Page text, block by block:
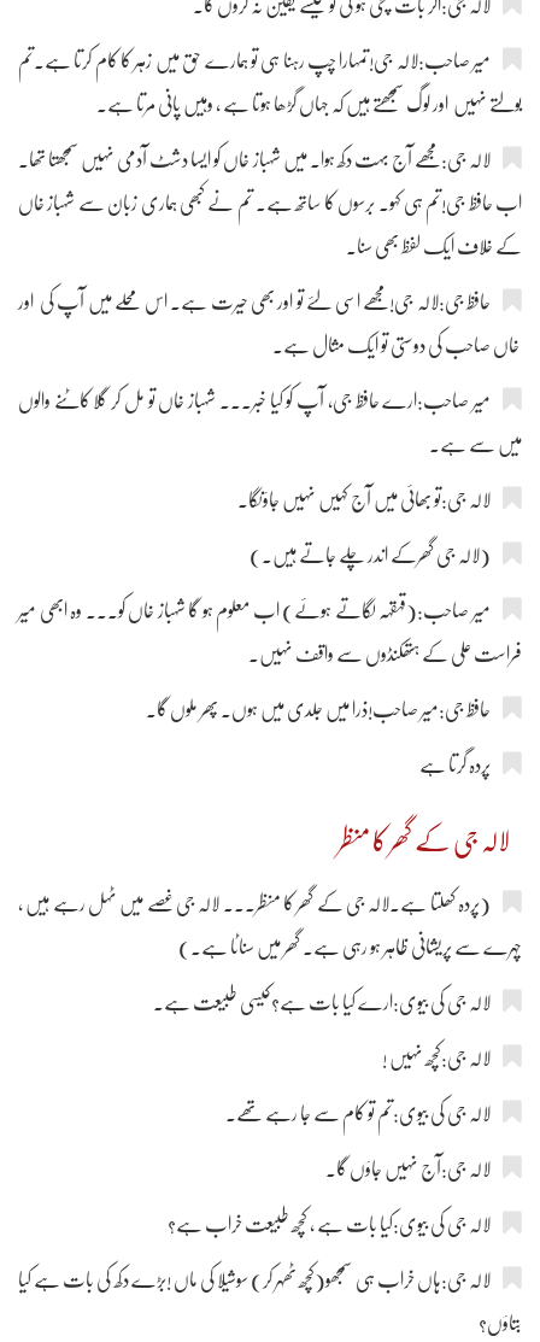
لالہ جی:اگر بات سچی ہو گی تو کیسے یقین نہ کروں گا۔
میر صاحب:لالہ جی!تمہارا چپ رہنا ہی تو ہمارے حق میں زہر کا کام کرتا ہے۔تم
بولتے نہیں اور لوگ سمجھتے ہیں کہ جہاں گڑھا ہوتا ہے ، وہیں پانی مرتا ہے۔
لالہ جی:مجھے آج بہت دکھ ہوا۔ میں شہباز خاں کو ایسا دشٹ آدمی نہیں سمجھتا تھا۔
اب حافظ جی!تم ہی کہو۔ برسوں کا ساتھ ہے۔ تم نے کبھی ہماری زبان سے شہباز خاں
کے خلاف ایک لفظ بھی سنا۔
حافظ جی:لالہ جی!مجھے اسی لئے تو اور بھی حیرت ہے۔ اس محلے میں آپ کی اور
خاں صاحب کی دوستی تو ایک مثال ہے۔
میر صاحب:ارے حافظ جی، آپ کو کیا خبر۔۔۔ شہباز خاں تو مل کر گلا کاٹنے والوں
میں سے ہے۔
لالہ جی:تو بھائی میں آج کہیں نہیں جاؤنگا۔
(لالہ جی گھرکے اندر چلے جاتے ہیں۔)
میر صاحب:(قہقہہ لگاتے ہوئے) اب معلوم ہو گا شہباز خاں کو۔۔۔ وہ ابھی میر
فراست علی کے ہتھکنڈوں سے واقف نہیں۔
حافظ جی:میر صاحب!ذرا میں جلدی میں ہوں۔ پھر ملوں گا۔
پردہ گرتا ہے
لالہ جی کے گھر کا منظر
(پردہ کھلتا ہے۔لالہ جی کے گھر کا منظر۔۔۔ لالہ جی غصے میں ٹہل رہے ہیں ،
چہرے سے پریشانی ظاہر ہو رہی ہے۔ گھر میں سناٹا ہے۔)
لالہ جی کی بیوی:ارے کیا بات ہے؟کیسی طبیعت ہے۔
لالہ جی:کچھ نہیں !
لالہ جی کی بیوی:تم تو کام سے جا رہے تھے۔
لالہ جی:آج نہیں جاؤں گا۔
لالہ جی کی بیوی:کیا بات ہے ، کچھ طبیعت خراب ہے؟
لالہ جی:ہاں خراب ہی سمجھو(کچھ ٹھہر کر) سوشیلا کی ماں !بڑے دکھ کی بات ہے کیا
بتاؤں؟